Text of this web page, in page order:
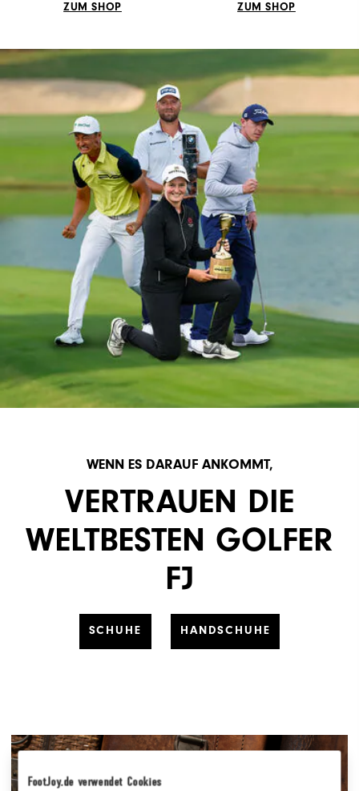
FootJoy.de verwendet Cookies
ZUM SHOP ZUM SHOP
WENN ES DARAUF ANKOMMT,
VERTRAUEN DIE
WELTBESTEN GOLFER
FJ
SCHUHE HANDSCHUHE